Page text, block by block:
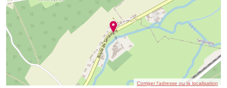
Corriger l’adresse ou la localisation